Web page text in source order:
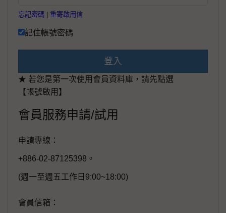
忘記密碼 重寄啟用信
記住帳號密碼
登入
★ 若您是第一次使用會員資料庫，請先點選
【帳號啟用】
會員服務申請/試用
申請專線：
+886-02-87125398。
(週一至週五工作日9:00~18:00)
會員信箱：